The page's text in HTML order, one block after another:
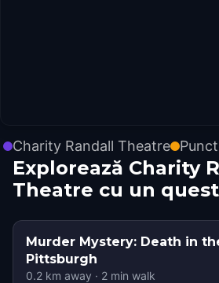
Charity Randall Theatre
Explorează Charity
Theatre cu un
Murder Mystery: Death in
Pittsburgh
0.2 km away · 2 min walk